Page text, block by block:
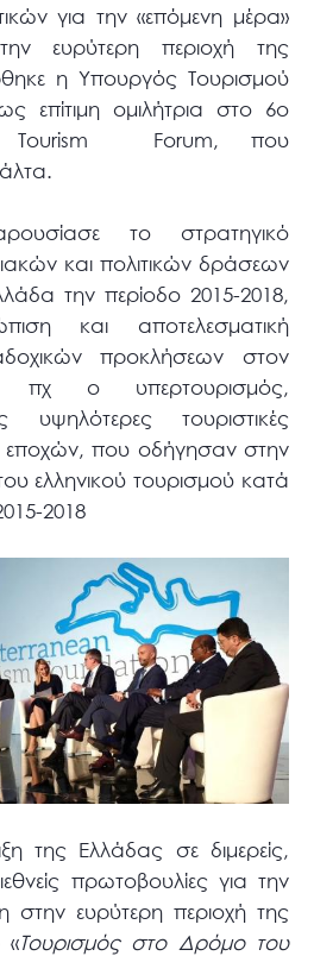
για την «επόμενη μέρα»
ευρύτερη περιοχή της
η Υπουργός Τουρισμού
επίτιμη ομιλήτρια στο 6ο
Tourism Forum, που
το στρατηγικό
και πολιτικών δράσεων
την περίοδο 2015-2018,
και αποτελεσματική
προκλήσεων στον
πχ ο υπερτουρισμός,
υψηλότερες τουριστικές
εποχών, που οδήγησαν στην
ελληνικού τουρισμού κατά
2018
της Ελλάδας σε διμερείς,
πρωτοβουλίες για την
στην ευρύτερη περιοχή της
«Τουρισμός στο Δρόμο του